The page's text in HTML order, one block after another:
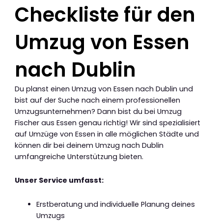
Checkliste für den
Umzug von Essen
nach Dublin
Du planst einen Umzug von Essen nach Dublin und
bist auf der Suche nach einem professionellen
Umzugsunternehmen? Dann bist du bei Umzug
Fischer aus Essen genau richtig! Wir sind spezialisiert
auf Umzüge von Essen in alle möglichen Städte und
können dir bei deinem Umzug nach Dublin
umfangreiche Unterstützung bieten.
Unser Service umfasst:
Erstberatung und individuelle Planung deines
Umzugs